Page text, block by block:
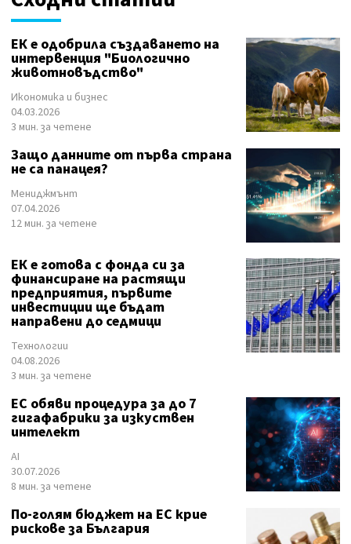
ЕК е одобрила създаването на
интервенция "Биологично
животновъдство"
Икономика и бизнес
04.03.2026
3 мин. за четене
Защо данните от първа страна
не са панацея?
Мениджмънт
07.04.2026
12 мин. за четене
ЕК е готова с фонда си за
финансиране на растящи
предприятия, първите
инвестиции ще бъдат
направени до седмици
Технологии
04.08.2026
3 мин. за четене
ЕС обяви процедура за до 7
гигафабрики за изкуствен
интелект
AI
30.07.2026
8 мин. за четене
По-голям бюджет на ЕС крие
рискове за България